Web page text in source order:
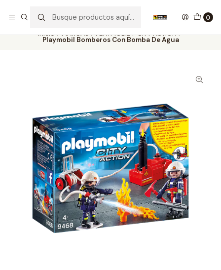
0
Inicio MARCAS PLAYMOBIL CITY ACTION
Playmobil Bomberos Con Bomba De Agua